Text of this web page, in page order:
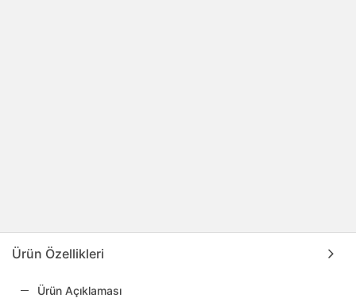
Ürün Özellikleri
Ürün Açıklaması